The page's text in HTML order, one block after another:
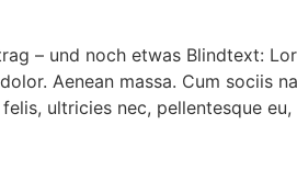
– und noch etwas Blindtext:
Aenean massa. Cum sociis
ultricies nec, pellentesque